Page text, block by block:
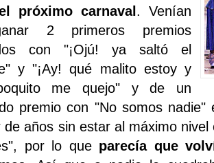
próximo carnaval. Venían
2 primeros premios
con "¡Ojú! ya saltó el
y "¡Ay! qué malito estoy y
me quejo" y de un
premio con "No somos
de años sin estar al máximo
por lo que parecía que